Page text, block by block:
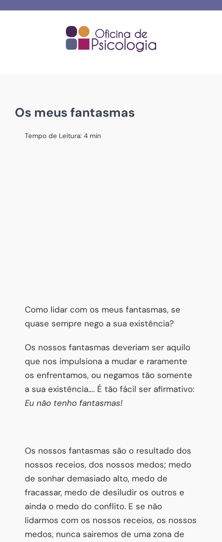
Os meus fantasmas
Tempo de Leitura: 4 min
Como lidar com os meus fantasmas, se
quase sempre nego a sua existência?
Os nossos fantasmas deveriam ser aquilo
que nos impulsiona a mudar e raramente
os enfrentamos, ou negamos tão somente
a sua existência…. É tão fácil ser afirmativo:
Eu não tenho fantasmas!
Os nossos fantasmas são o resultado dos
nossos receios, dos nossos medos; medo
de sonhar demasiado alto, medo de
fracassar, medo de desiludir os outros e
ainda o medo do conflito. E se não
lidarmos com os nossos receios, os nossos
medos, nunca sairemos de uma zona de